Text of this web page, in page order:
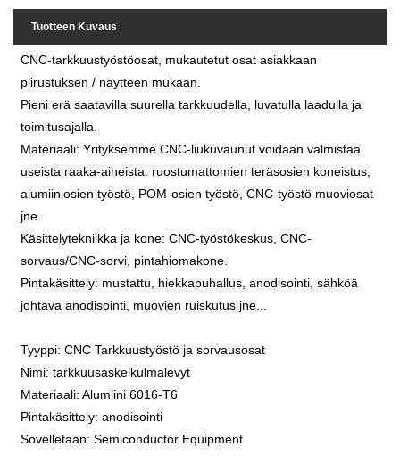
Tuotteen Kuvaus
CNC-tarkkuustyöstöosat, mukautetut osat asiakkaan
piirustuksen / näytteen mukaan.
Pieni erä saatavilla suurella tarkkuudella, luvatulla laadulla ja
toimitusajalla.
Materiaali: Yrityksemme CNC-liukuvaunut voidaan valmistaa
useista raaka-aineista: ruostumattomien teräsosien koneistus,
alumiiniosien työstö, POM-osien työstö, CNC-työstö muoviosat
jne.
Käsittelytekniikka ja kone: CNC-työstökeskus, CNC-
sorvaus/CNC-sorvi, pintahiomakone.
Pintakäsittely: mustattu, hiekkapuhallus, anodisointi, sähköä
johtava anodisointi, muovien ruiskutus jne...
Tyyppi: CNC Tarkkuustyöstö ja sorvausosat
Nimi: tarkkuusaskelkulmalevyt
Materiaali: Alumiini 6016-T6
Pintakäsittely: anodisointi
Sovelletaan: Semiconductor Equipment